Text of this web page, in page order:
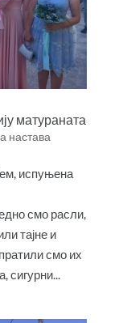
матураната
настава
испуњена
смо расли,
тајне и
смо их
сигурни...